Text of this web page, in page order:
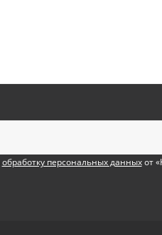
обработку персональных данныхот